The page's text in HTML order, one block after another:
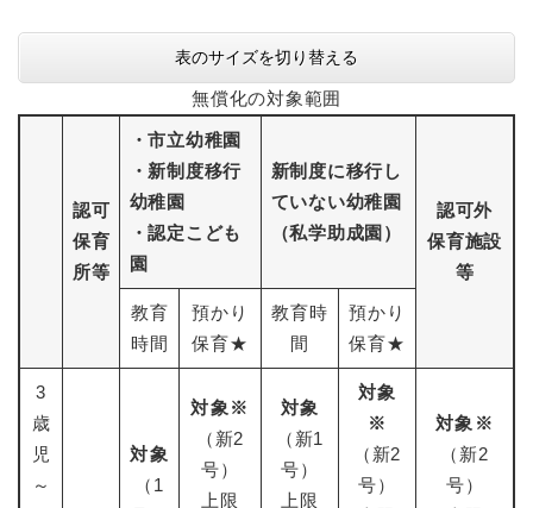
表のサイズを切り替える
無償化の対象範囲
認可
保育
所等
・市立幼稚園
・新制度移行
幼稚園
・認定こども
園
新制度に移行し
ていない幼稚園
（私学助成園）
認可外
保育施設
等
教育
時間
預かり
保育★
教育時
間
預かり
保育★
3
歳
児
～
対象
（1
対象※
（新2
号）
上限
対象
（新1
号）
上限
対象
※
（新2
号）
対象※
（新2
号）